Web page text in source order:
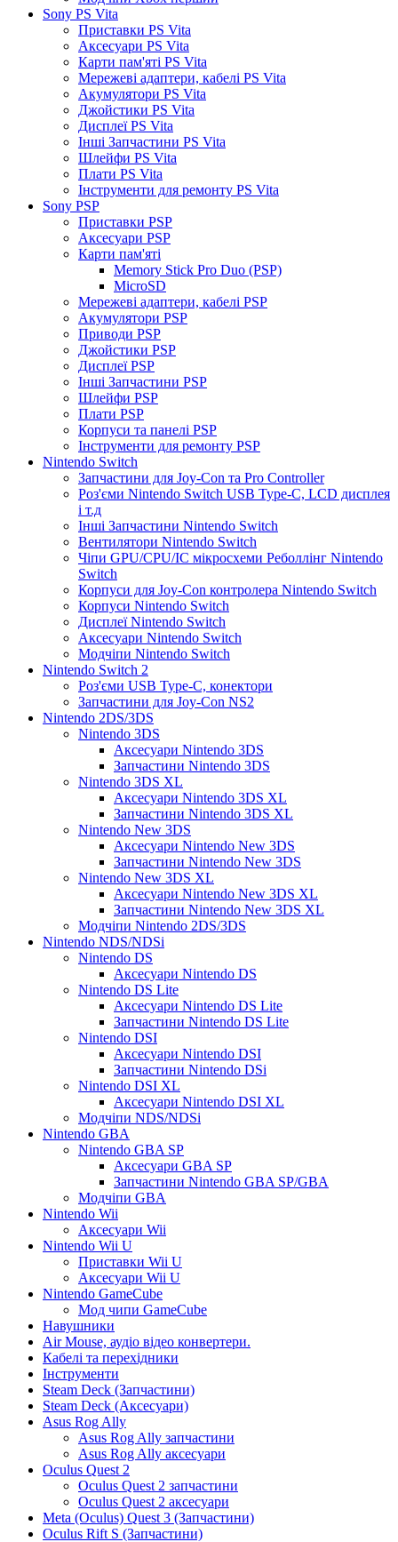
Sony PS Vita
Приставки PS Vita
Аксесуари PS Vita
Карти пам'яті PS Vita
Мережеві адаптери, кабелі PS Vita
Акумулятори PS Vita
Джойстики PS Vita
Дисплеї PS Vita
Інші Запчастини PS Vita
Шлейфи PS Vita
Плати PS Vita
Інструменти для ремонту PS Vita
Sony PSP
Приставки PSP
Аксесуари PSP
Карти пам'яті
Memory Stick Pro Duo (PSP)
MicroSD
Мережеві адаптери, кабелі PSP
Акумулятори PSP
Приводи PSP
Джойстики PSP
Дисплеї PSP
Інші Запчастини PSP
Шлейфи PSP
Плати PSP
Корпуси та панелі PSP
Інструменти для ремонту PSP
Nintendo Switch
Запчастини для Joy-Con та Pro Controller
Роз'єми Nintendo Switch USB Type-C, LCD дисплея
і т.д
Інші Запчастини Nintendo Switch
Вентилятори Nintendo Switch
Чіпи GPU/CPU/IC мікросхеми Реболлінг Nintendo
Switch
Корпуси для Joy-Con контролера Nintendo Switch
Корпуси Nintendo Switch
Дисплеї Nintendo Switch
Аксесуари Nintendo Switch
Модчіпи Nintendo Switch
Nintendo Switch 2
Роз'єми USB Type-C, конектори
Запчастини для Joy-Con NS2
Nintendo 2DS/3DS
Nintendo 3DS
Аксесуари Nintendo 3DS
Запчастини Nintendo 3DS
Nintendo 3DS XL
Аксесуари Nintendo 3DS XL
Запчастини Nintendo 3DS XL
Nintendo New 3DS
Аксесуари Nintendo New 3DS
Запчастини Nintendo New 3DS
Nintendo New 3DS XL
Аксесуари Nintendo New 3DS XL
Запчастини Nintendo New 3DS XL
Модчіпи Nintendo 2DS/3DS
Nintendo NDS/NDSi
Nintendo DS
Аксесуари Nintendo DS
Nintendo DS Lite
Аксесуари Nintendo DS Lite
Запчастини Nintendo DS Lite
Nintendo DSI
Аксесуари Nintendo DSI
Запчастини Nintendo DSi
Nintendo DSI XL
Аксесуари Nintendo DSI XL
Модчіпи NDS/NDSi
Nintendo GBA
Nintendo GBA SP
Аксесуари GBA SP
Запчастини Nintendo GBA SP/GBA
Модчіпи GBA
Nintendo Wii
Аксесуари Wii
Nintendo Wii U
Приставки Wii U
Аксесуари Wii U
Nintendo GameCube
Мод чипи GameCube
Навушники
Air Mouse, аудіо відео конвертери.
Кабелі та перехідники
Інструменти
Steam Deck (Запчастини)
Steam Deck (Аксесуари)
Asus Rog Ally
Asus Rog Ally запчастини
Asus Rog Ally аксесуари
Oculus Quest 2
Oculus Quest 2 запчастини
Oculus Quest 2 аксесуари
Meta (Oculus) Quest 3 (Запчастини)
Oculus Rift S (Запчастини)